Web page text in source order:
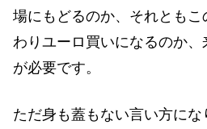
場にもどるのか、それとも
わりユーロ買いになるのか
が必要です。
ただ身も蓋もない言い方にな